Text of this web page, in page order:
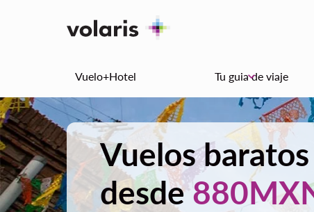
Vuelo+Hotel Tu guia de viaje
keyboard_arrow_down
Vuelos
desde